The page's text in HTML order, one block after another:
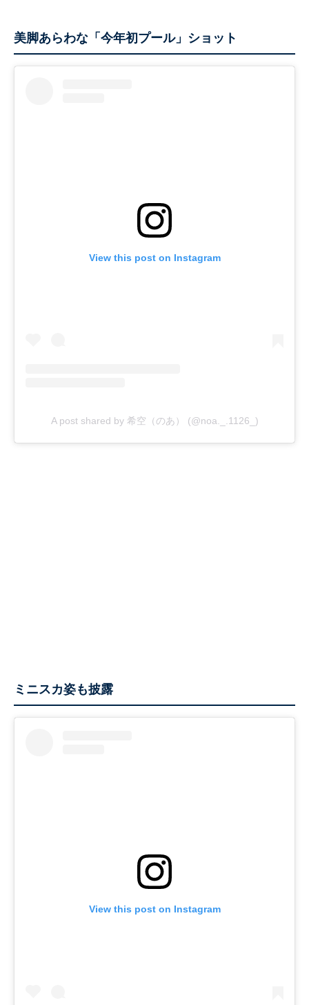
美脚あらわな「今年初プール」ショット
View this post on Instagram
A post shared by 希空（のあ） (@noa._.1126_)
ミニスカ姿も披露
View this post on Instagram